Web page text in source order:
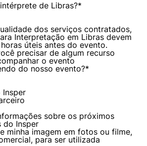
de Libras?*
dos serviços contratados,
Interpretação em Libras devem
úteis antes do evento.
precisar de algum recurso
o evento
do nosso evento?*
Insper
sobre os próximos
do Insper
minha imagem em fotos ou filme,
para ser utilizada